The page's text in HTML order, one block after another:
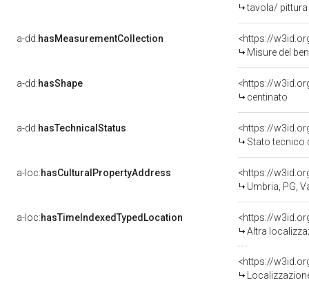
tavola/ pittura
a-dd:hasMeasurementCollection
<https://
Misure del
a-dd:hasShape
<https://
centinato
a-dd:hasTechnicalStatus
<https://
Stato tecnico
a-loc:hasCulturalPropertyAddress
<https://
Umbria, PG,
a-loc:hasTimeIndexedTypedLocation
<https://
Altra
<https://